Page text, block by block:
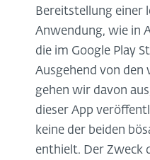
Bereitstellung einer
Anwendung, wie in
die im Google Play
Ausgehend von den
gehen wir davon
dieser App
keine der beiden
enthielt. Der Zweck